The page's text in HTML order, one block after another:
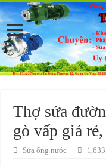
Thợ sửa
gò vấp giá
Sửa ống nước